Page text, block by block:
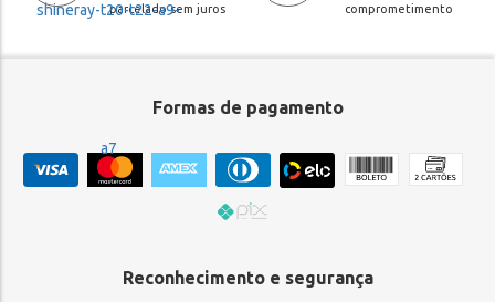
parcelado sem juros
comprometimento
Formas de pagamento
Reconhecimento e segurança